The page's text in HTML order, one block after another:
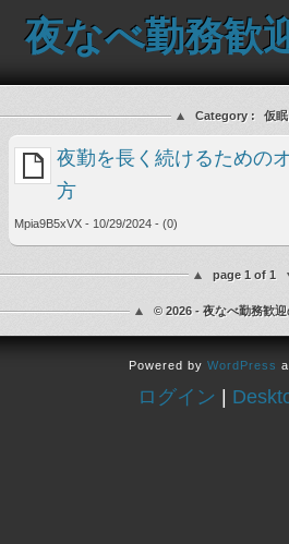
夜なべ勤務歓
Category : 仮眠
夜勤を長く続けるための
方
Mpia9B5xVX - 10/29/2024 - (0)
page 1 of 1
© 2026 - 夜なべ勤務歓迎
Powered by WordPress
ログイン